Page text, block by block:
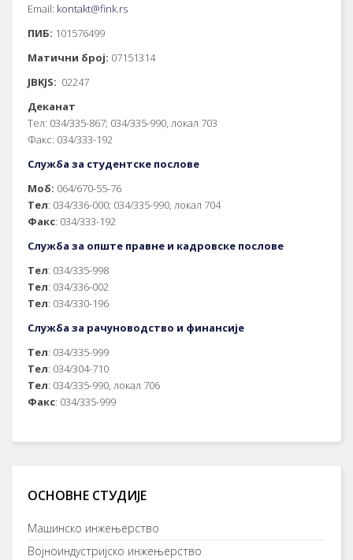
Email: kontakt@fink.rs
ПИБ: 101576499
Матични број: 07151314
JBKJS: 02247
Деканат
Тел: 034/335-867; 034/335-990, локал 703
Факс: 034/333-192
Служба за студентске послове
Моб: 064/670-55-76
Тел: 034/336-000; 034/335-990, локал 704
Факс: 034/333-192
Служба за опште правне и кадровске послове
Тел: 034/335-998
Тел: 034/336-002
Тел: 034/330-196
Служба за рачуноводство и финансије
Тел: 034/335-999
Тел: 034/304-710
Тел: 034/335-990, локал 706
Факс: 034/335-999
ОСНОВНЕ СТУДИЈЕ
Машинско инжењерство
Војноиндустријско инжењерство